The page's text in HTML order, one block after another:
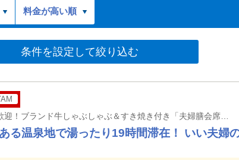
料金が高い順
条件を設定して絞り込む
る温泉地で湯ったり19時間滞在！ いい夫婦